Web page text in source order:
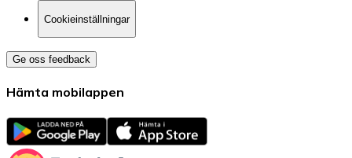
Cookieinställningar
Ge oss feedback
Hämta mobilappen